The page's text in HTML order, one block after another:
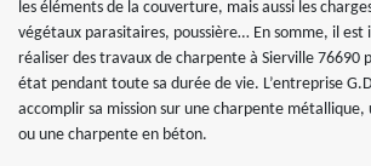
les éléments de la couverture, mais aussi les
végétaux parasitaires, poussière… En somme, il est
réaliser des travaux de charpente à Sierville 76690
état pendant toute sa durée de vie. L’entreprise
accomplir sa mission sur une charpente métallique,
ou une charpente en béton.